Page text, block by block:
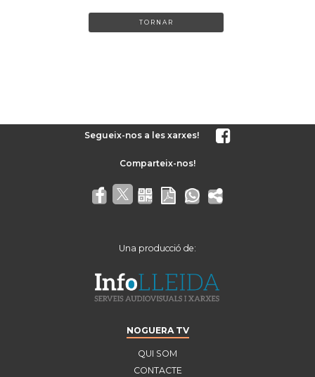
TORNAR
Segueix-nos a les xarxes!
Una producció de:
NOGUERA TV
QUI SOM
CONTACTE